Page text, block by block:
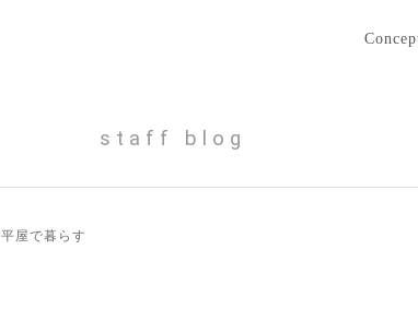
staff blog
平屋で暮らす